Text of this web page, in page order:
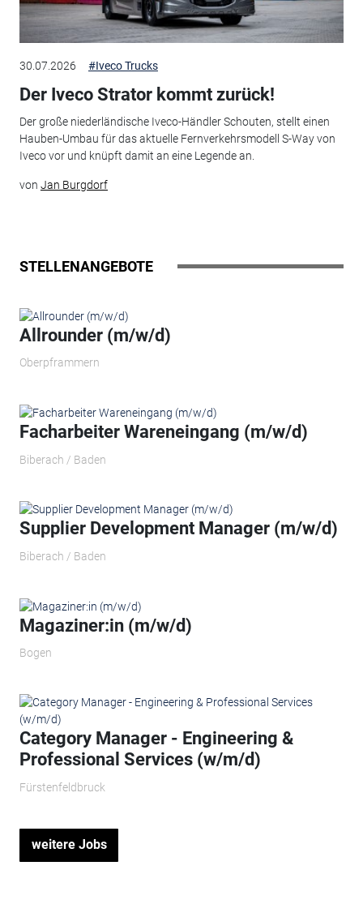
30.07.2026 #Iveco Trucks
Der Iveco Strator kommt zurück!
Der große niederländische Iveco-Händler Schouten, stellt einen
Hauben-Umbau für das aktuelle Fernverkehrsmodell S-Way von
Iveco vor und knüpft damit an eine Legende an.
von Jan Burgdorf
STELLENANGEBOTE
Allrounder (m/w/d)
Oberpframmern
Facharbeiter Wareneingang (m/w/d)
Biberach / Baden
Supplier Development Manager (m/w/d)
Biberach / Baden
Magaziner:in (m/w/d)
Bogen
Category Manager - Engineering &
Professional Services (w/m/d)
Fürstenfeldbruck
weitere Jobs